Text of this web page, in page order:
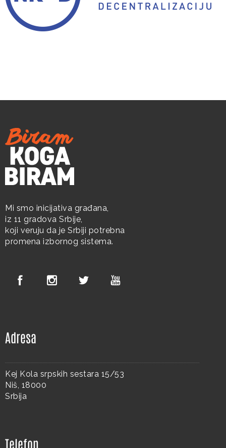
Mi smo inicijativa građana,
iz 11 gradova Srbije,
koji veruju da je Srbiji potrebna
promena izbornog sistema.
Adresa
Kej Kola srpskih sestara 15/53
Niš, 18000
Srbija
Telefon